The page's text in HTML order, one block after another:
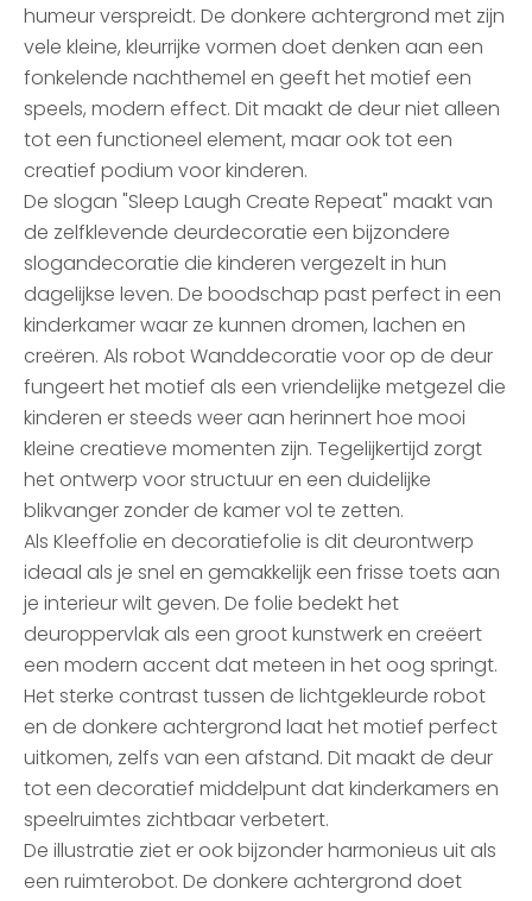
humeur verspreidt. De donkere achtergrond met zijn
vele kleine, kleurrijke vormen doet denken aan een
fonkelende nachthemel en geeft het motief een
speels, modern effect. Dit maakt de deur niet alleen
tot een functioneel element, maar ook tot een
creatief podium voor kinderen.
De slogan "Sleep Laugh Create Repeat" maakt van
de zelfklevende deurdecoratie een bijzondere
slogandecoratie die kinderen vergezelt in hun
dagelijkse leven. De boodschap past perfect in een
kinderkamer waar ze kunnen dromen, lachen en
creëren. Als robot Wanddecoratie voor op de deur
fungeert het motief als een vriendelijke metgezel die
kinderen er steeds weer aan herinnert hoe mooi
kleine creatieve momenten zijn. Tegelijkertijd zorgt
het ontwerp voor structuur en een duidelijke
blikvanger zonder de kamer vol te zetten.
Als Kleeffolie en decoratiefolie is dit deurontwerp
ideaal als je snel en gemakkelijk een frisse toets aan
je interieur wilt geven. De folie bedekt het
deuroppervlak als een groot kunstwerk en creëert
een modern accent dat meteen in het oog springt.
Het sterke contrast tussen de lichtgekleurde robot
en de donkere achtergrond laat het motief perfect
uitkomen, zelfs van een afstand. Dit maakt de deur
tot een decoratief middelpunt dat kinderkamers en
speelruimtes zichtbaar verbetert.
De illustratie ziet er ook bijzonder harmonieus uit als
een ruimterobot. De donkere achtergrond doet